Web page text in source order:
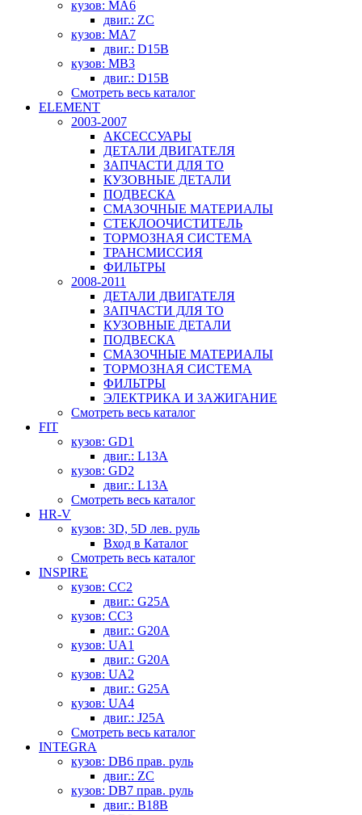
кузов: MA6
двиг.: ZC
кузов: MA7
двиг.: D15B
кузов: MB3
двиг.: D15B
Смотреть весь каталог
ELEMENT
2003-2007
АКСЕССУАРЫ
ДЕТАЛИ ДВИГАТЕЛЯ
ЗАПЧАСТИ ДЛЯ ТО
КУЗОВНЫЕ ДЕТАЛИ
ПОДВЕСКА
СМАЗОЧНЫЕ МАТЕРИАЛЫ
СТЕКЛООЧИСТИТЕЛЬ
ТОРМОЗНАЯ СИСТЕМА
ТРАНСМИССИЯ
ФИЛЬТРЫ
2008-2011
ДЕТАЛИ ДВИГАТЕЛЯ
ЗАПЧАСТИ ДЛЯ ТО
КУЗОВНЫЕ ДЕТАЛИ
ПОДВЕСКА
СМАЗОЧНЫЕ МАТЕРИАЛЫ
ТОРМОЗНАЯ СИСТЕМА
ФИЛЬТРЫ
ЭЛЕКТРИКА И ЗАЖИГАНИЕ
Смотреть весь каталог
FIT
кузов: GD1
двиг.: L13A
кузов: GD2
двиг.: L13A
Смотреть весь каталог
HR-V
кузов: 3D, 5D лев. руль
Вход в Каталог
Смотреть весь каталог
INSPIRE
кузов: CC2
двиг.: G25A
кузов: CC3
двиг.: G20A
кузов: UA1
двиг.: G20A
кузов: UA2
двиг.: G25A
кузов: UA4
двиг.: J25A
Смотреть весь каталог
INTEGRA
кузов: DB6 прав. руль
двиг.: ZC
кузов: DB7 прав. руль
двиг.: B18B